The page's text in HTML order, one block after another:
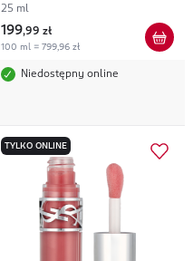
25 ml
199,99 zł
100 ml = 799,96 zł
Niedostępny online
TYLKO ONLINE